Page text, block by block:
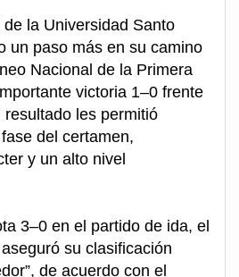
la Universidad Santo
un paso más en su camino
Nacional de la Primera
victoria 1–0 frente
les permitió
del certamen,
y un alto nivel
3–0 en el partido de ida, el
su clasificación
de acuerdo con el